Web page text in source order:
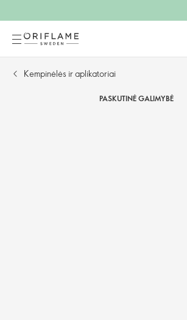
Kempinėlės ir aplikatoriai
PASKUTINĖ GALIMYBĖ